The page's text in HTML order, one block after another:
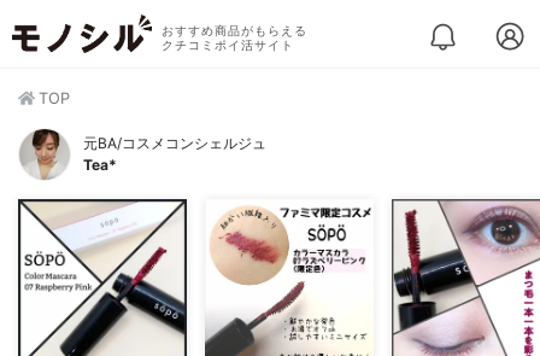
おすすめ商品がもらえる
クチコミポイ活サイト
TOP
元BA/コスメコンシェルジュ
Tea*